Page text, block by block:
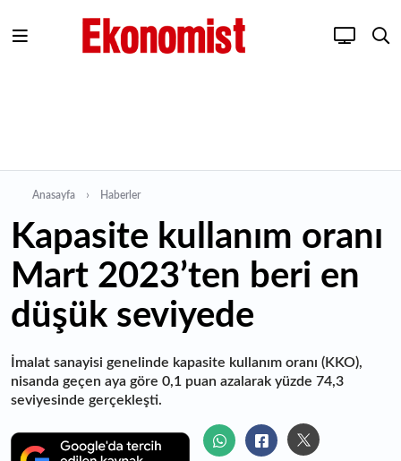
Anasayfa Haberler
Kapasite kullanım oranı
Mart 2023’ten beri en
düşük seviyede
İmalat sanayisi genelinde kapasite kullanım oranı (KKO),
nisanda geçen aya göre 0,1 puan azalarak yüzde 74,3
seviyesinde gerçekleşti.